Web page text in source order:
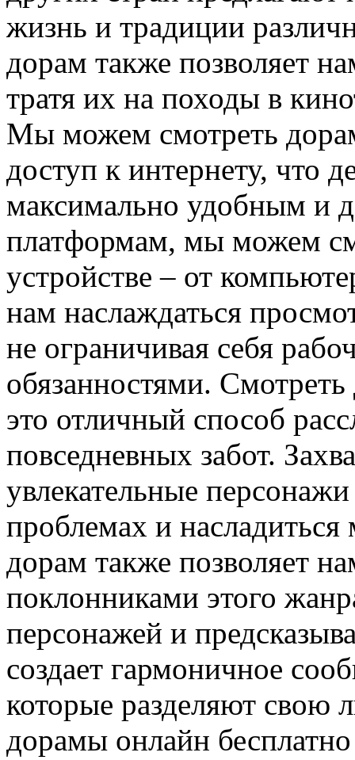
жизнь и традиции
дорам также позволяет
тратя их на походы в
Мы можем смотреть
доступ к интернету, что
максимально удобным и
платформам, мы можем
устройстве – от
нам наслаждаться
не ограничивая себя
обязанностями.
это отличный способ
повседневных забот.
увлекательные
проблемах и
дорам также позволяет
поклонниками этого
персонажей и
создает гармоничное
которые разделяют свою
дорамы онлайн бесплатно